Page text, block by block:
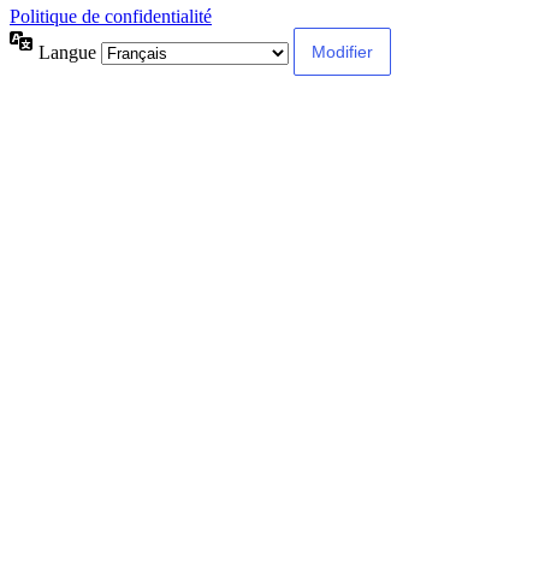
Politique de confidentialité
Langue